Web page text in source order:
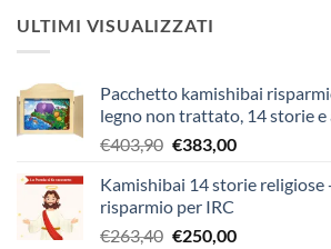
ULTIMI VISUALIZZATI
Pacchetto kamishibai
legno non trattato, 14 storie e
€403,90 Il
originale
era:
€403,90.
€383,00Il
attuale
€383,00.
Kamishibai 14 storie
risparmio per IRC
€263,40 Il
€250,00Il